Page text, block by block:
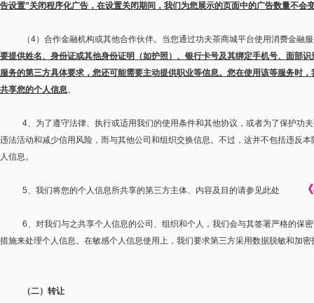
告设置”关闭程序化广告，在设置关闭期间，我们为您展示的页面中的广告数量不
（4）合作金融机构或其他合作伙伴。当您通过功夫茶商城平台使用消费金融
要提供姓名、身份证或其他身份证明（如护照）、银行卡号及其绑定手机号、面部
服务的第三方具体要求，您还可能需要主动提供职业等信息。您在使用该等服务时
共享您的个人信息。
4、为了遵守法律、执行或适用我们的使用条件和其他协议，或者为了保护功
违法活动和减少信用风险，而与其他公司和组织交换信息。不过，这并不包括违反
人信息。
5、我们将您的个人信息所共享的第三方主体、内容及目的请参见此处
6、对我们与之共享个人信息的公司、组织和个人，我们会与其签署严格的保
措施来处理个人信息。在敏感个人信息使用上，我们要求第三方采用数据脱敏和加
（二）转让